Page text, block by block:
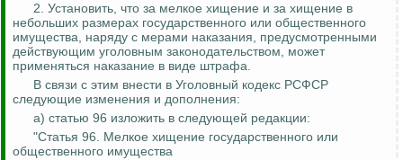
2. Установить, что за мелкое хищение и за хищение в
небольших размерах государственного или общественного
имущества, наряду с мерами наказания, предусмотренными
действующим уголовным законодательством, может
применяться наказание в виде штрафа.
В связи с этим внести в Уголовный кодекс РСФСР
следующие изменения и дополнения:
а) статью 96 изложить в следующей редакции:
"Статья 96. Мелкое хищение государственного или
общественного имущества